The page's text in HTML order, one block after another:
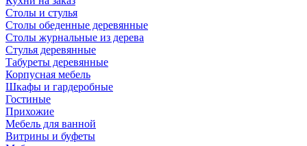
Столы и стулья
Столы обеденные деревянные
Столы журнальные из дерева
Стулья деревянные
Табуреты деревянные
Корпусная мебель
Шкафы и гардеробные
Гостиные
Прихожие
Мебель для ванной
Витрины и буфеты